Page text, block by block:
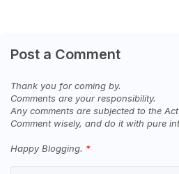
Post a Comment
Thank you for coming by.
Comments are your responsibility.
Any comments are subjected to the
Comment wisely, and do it with pure
Happy Blogging.